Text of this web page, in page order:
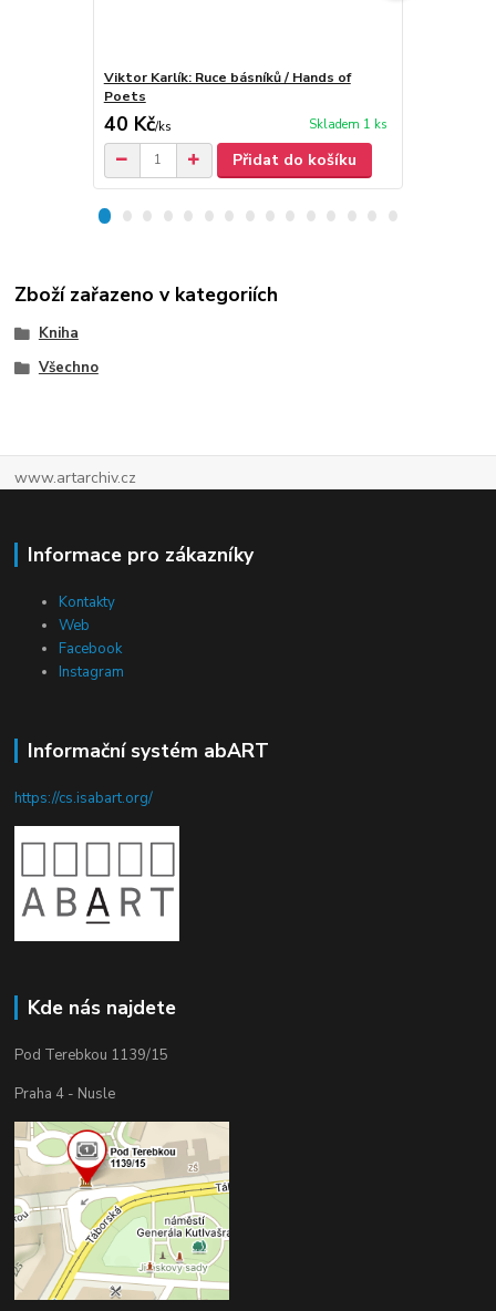
Viktor Karlík: Ruce básníků / Hands of
Poets
40 Kč/ks Skladem 1 ks
Přidat do košíku
Zboží zařazeno v kategoriích
Kniha
Všechno
www.artarchiv.cz
Informace pro zákazníky
Kontakty
Web
Facebook
Instagram
Informační systém abART
https://cs.isabart.org/
Kde nás najdete
Pod Terebkou 1139/15
Praha 4 - Nusle